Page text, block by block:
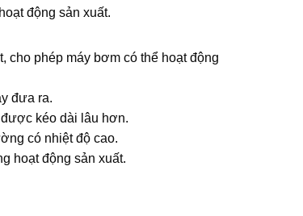
động sản xuất.​
cho phép máy bơm có thể hoạt động
đưa ra.
kéo dài lâu hơn.
có nhiệt độ cao.
hoạt động sản xuất.